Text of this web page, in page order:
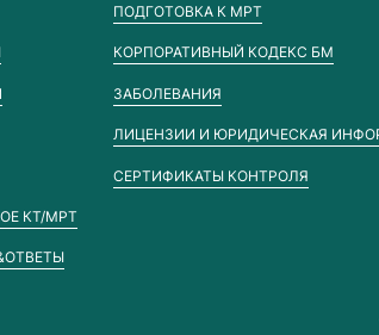
КТ/МРТ
ПОДГОТОВКА К МРТ
КОРПОРАТИВНЫЙ КОДЕКС БМ
ЗАБОЛЕВАНИЯ
ЛИЦЕНЗИИ И ЮРИДИЧЕСКАЯ
СЕРТИФИКАТЫ КОНТРОЛЯ